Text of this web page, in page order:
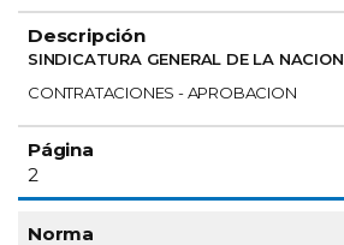
SINDICATURA GENERAL DE LA NACION
CONTRATACIONES - APROBACION
2